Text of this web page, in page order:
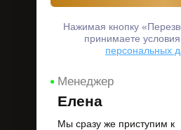
Нажимая кнопку
принимаете
персональных
Менеджер
Елена
Мы сразу же приступим к